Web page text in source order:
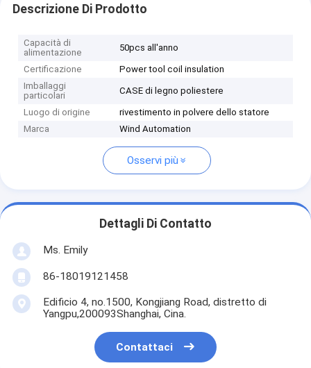
Descrizione Di Prodotto
Capacità di
alimentazione
50pcs all'anno
Certificazione
Power tool coil insulation
Imballaggi
particolari
CASE di legno poliestere
Luogo di origine
rivestimento in polvere dello statore
Marca
Wind Automation
Osservi più
Dettagli Di Contatto
Ms. Emily
86-18019121458
Edificio 4, no.1500, Kongjiang Road, distretto di
Yangpu,200093Shanghai, Cina.
Contattaci